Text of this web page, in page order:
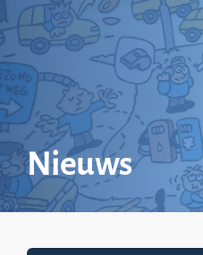
naar
inhoud
Home
Over mij
Nieuws